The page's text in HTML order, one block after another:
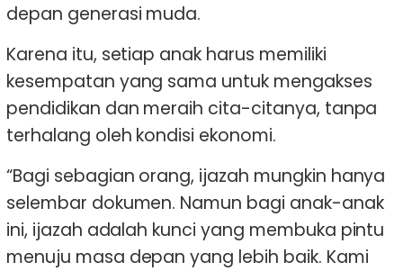
depan generasi muda.
Karena itu, setiap anak harus memiliki
kesempatan yang sama untuk mengakses
pendidikan dan meraih cita-citanya, tanpa
terhalang oleh kondisi ekonomi.
“Bagi sebagian orang, ijazah mungkin hanya
selembar dokumen. Namun bagi anak-anak
ini, ijazah adalah kunci yang membuka pintu
menuju masa depan yang lebih baik. Kami